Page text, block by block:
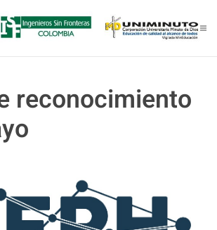
reconocimiento